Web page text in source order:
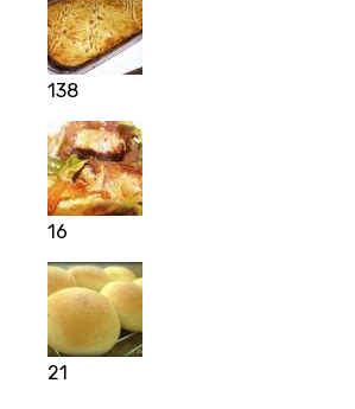
138
16
21